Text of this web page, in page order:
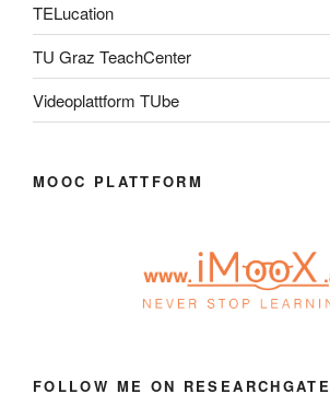
TELucation
TU Graz TeachCenter
Videoplattform TUbe
MOOC PLATTFORM
FOLLOW ME ON RESEARCHGATE